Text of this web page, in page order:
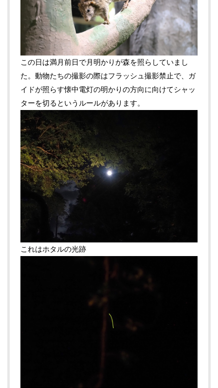
この日は満月前日で月明かりが森を照らしていまし
た。動物たちの撮影の際はフラッシュ撮影禁止で、ガ
イドが照らす懐中電灯の明かりの方向に向けてシャッ
ターを切るというルールがあります。
これはホタルの光跡